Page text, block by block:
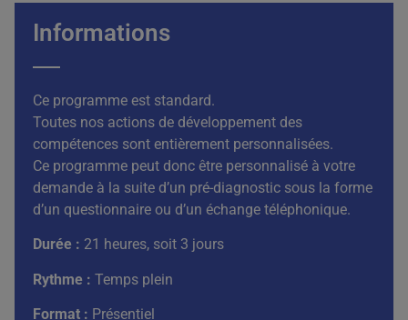
Informations
Ce programme est standard.
Toutes nos actions de développement des
compétences sont entièrement personnalisées.
Ce programme peut donc être personnalisé à votre
demande à la suite d’un pré-diagnostic sous la forme
d’un questionnaire ou d’un échange téléphonique.
Durée : 21 heures, soit 3 jours
Rythme : Temps plein
Format : Présentiel